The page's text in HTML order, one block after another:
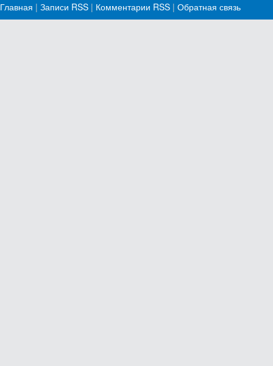
Главная | Записи RSS | Комментарии RSS | Обратная связь